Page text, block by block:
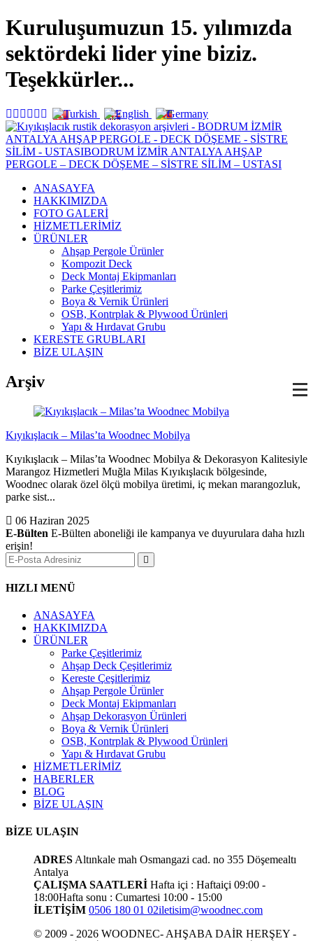
Kuruluşumuzun 15. yılımızda
sektördeki lider yine biziz.
Teşekkürler...
ANASAYFA
HAKKIMIZDA
FOTO GALERİ
HİZMETLERİMİZ
ÜRÜNLER
Ahşap Pergole Ürünler
Kompozit Deck
Deck Montaj Ekipmanları
Parke Çeşitlerimiz
Boya & Vernik Ürünleri
OSB, Kontrplak & Plywood Ürünleri
Yapı & Hırdavat Grubu
KERESTE GRUBLARI
BİZE ULAŞIN
Arşiv
Kıyıkışlacık – Milas’ta Woodnec Mobilya
Kıyıkışlacık – Milas’ta Woodnec Mobilya & Dekorasyon Kalitesiyle
Marangoz Hizmetleri Muğla Milas Kıyıkışlacık bölgesinde,
Woodnec olarak özel ölçü mobilya üretimi, iç mekan marangozluk,
parke sist...
06 Haziran 2025
E-Bülten E-Bülten aboneliği ile kampanya ve duyurulara daha hızlı
erişin!
HIZLI MENÜ
ANASAYFA
HAKKIMIZDA
ÜRÜNLER
Parke Çeşitlerimiz
Ahşap Deck Çeşitlerimiz
Kereste Çeşitlerimiz
Ahşap Pergole Ürünler
Deck Montaj Ekipmanları
Ahşap Dekorasyon Ürünleri
Boya & Vernik Ürünleri
OSB, Kontrplak & Plywood Ürünleri
Yapı & Hırdavat Grubu
HİZMETLERİMİZ
HABERLER
BLOG
BİZE ULAŞIN
BİZE ULAŞIN
ADRES Altınkale mah Osmangazi cad. no 355 Döşemealtı
Antalya
ÇALIŞMA SAATLERİ Hafta içi : Haftaiçi 09:00 -
18:00Hafta sonu : Cumartesi 10:00 - 15:00
İLETİŞİM 0506 180 01 02iletisim@woodnec.com
© 2009 - 2026 WOODNEC- AHŞABA DAİR HERŞEY -